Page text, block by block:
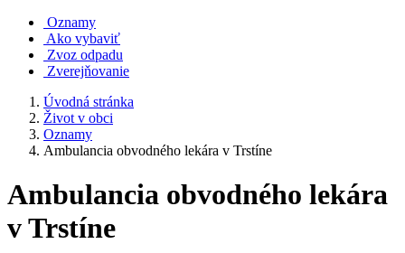
Oznamy
Ako vybaviť
Zvoz odpadu
Zverejňovanie
Úvodná stránka
Život v obci
Oznamy
Ambulancia obvodného lekára v Trstíne
Ambulancia obvodného lekára
v Trstíne